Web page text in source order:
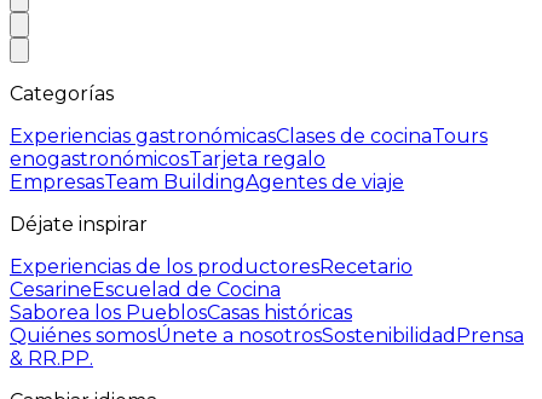
Categorías
Experiencias gastronómicasClases de cocinaTours
enogastronómicosTarjeta regalo
EmpresasTeam BuildingAgentes de viaje
Déjate inspirar
Experiencias de los productoresRecetario
CesarineEscuelad de Cocina
Saborea los PueblosCasas históricas
Quiénes somosÚnete a nosotrosSostenibilidad Prensa
& RR.PP.